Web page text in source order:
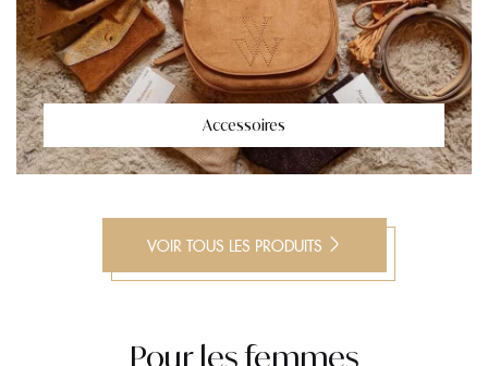
Accessoires
VOIR TOUS LES PRODUITS
Pour les femmes